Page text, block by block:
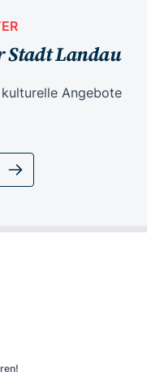
Stadt Landau
Angebote